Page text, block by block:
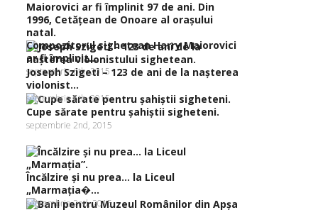
Compozitorul sighetean Harry Maiorovici
ar fi împlinit...
septembrie 6th, 2015
Joseph Szigeti – 123 de ani de la naşterea
violonist...
septembrie 5th, 2015
Cupe sărate pentru şahiştii sigheteni.
septembrie 2nd, 2015
Încălzire şi nu prea… la Liceul
„Marmaţia�...
septembrie 2nd, 2015